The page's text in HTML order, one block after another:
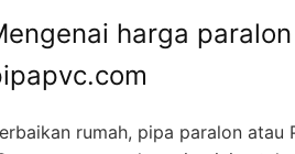
harga
rumah, pipa paralon atau